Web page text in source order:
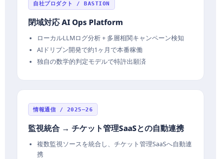
自社プロダクト / BASTION
閉域対応 AI Ops Platform
ローカルLLMログ分析 + 多層相関キャンペーン検知
AIドリブン開発で約1ヶ月で本番稼働
独自の数学的判定モデルで特許出願済
情報通信 / 2025–26
監視統合 → チケット管理SaaSとの自動連携
複数監視ソースを統合し、チケット管理SaaSへ自動連
携